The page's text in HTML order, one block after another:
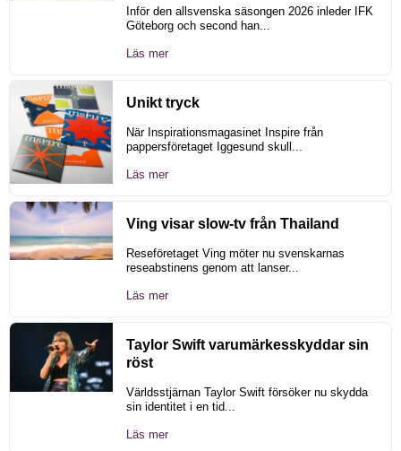
Inför den allsvenska säsongen 2026 inleder IFK
Göteborg och second han...
Läs mer
Unikt tryck
När Inspirationsmagasinet Inspire från
pappersföretaget Iggesund skull...
Läs mer
Ving visar slow-tv från Thailand
Reseföretaget Ving möter nu svenskarnas
reseabstinens genom att lanser...
Läs mer
Taylor Swift varumärkesskyddar sin
röst
Världsstjärnan Taylor Swift försöker nu skydda
sin identitet i en tid...
Läs mer